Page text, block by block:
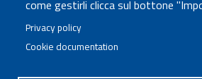
come gestirli clicca sul bottone
Privacy policy
Cookie documentation
Posta elettronica certificata
Sedi e contatti